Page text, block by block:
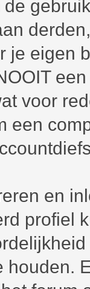
je eigen
voor
een
en
profiel
houden.